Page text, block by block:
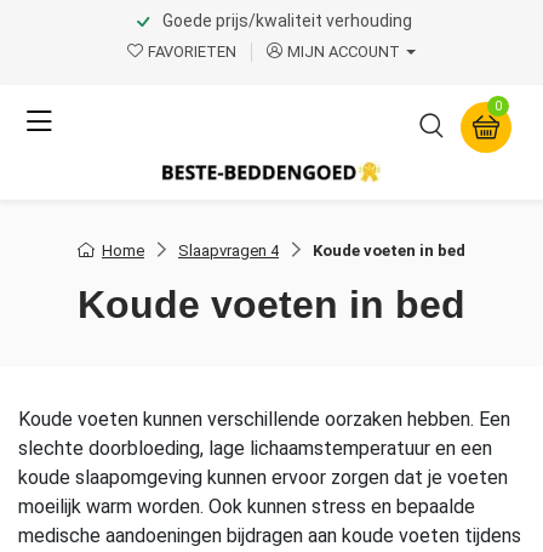
Goede prijs/kwaliteit verhouding
FAVORIETEN MIJN ACCOUNT
0
Home Slaapvragen 4 Koude voeten in bed
Koude voeten in bed
Koude voeten kunnen verschillende oorzaken hebben. Een
slechte doorbloeding, lage lichaamstemperatuur en een
koude slaapomgeving kunnen ervoor zorgen dat je voeten
moeilijk warm worden. Ook kunnen stress en bepaalde
medische aandoeningen bijdragen aan koude voeten tijdens